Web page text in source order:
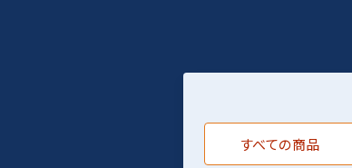
すべての商品